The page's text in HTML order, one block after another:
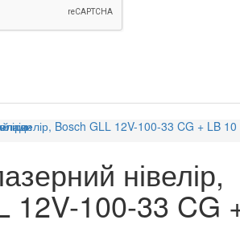
нівелір,
12V-100-33 CG